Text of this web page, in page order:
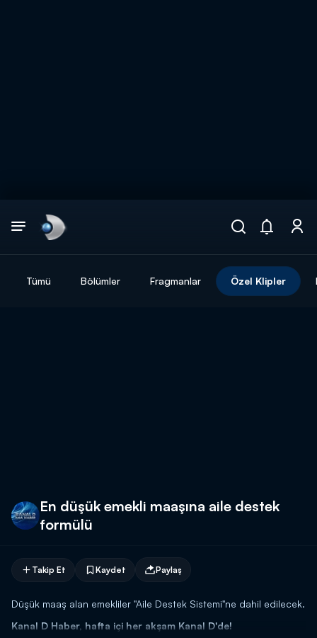
Tümü Bölümler Fragmanlar Özel Klipler
En düşük emekli maaşına aile destek
formülü
Takip Et Kaydet Paylaş
Düşük maaş alan emekliler "Aile Destek Sistemi"ne dahil edilecek.
Kanal D Haber, hafta içi her akşam Kanal D'de!